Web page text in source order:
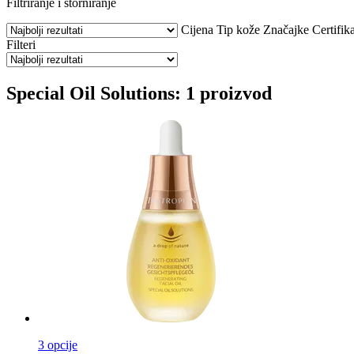
Cijena Tip kože Značajke
Filteri
Special Oil Solutions: 1 proizvod
3 opcije